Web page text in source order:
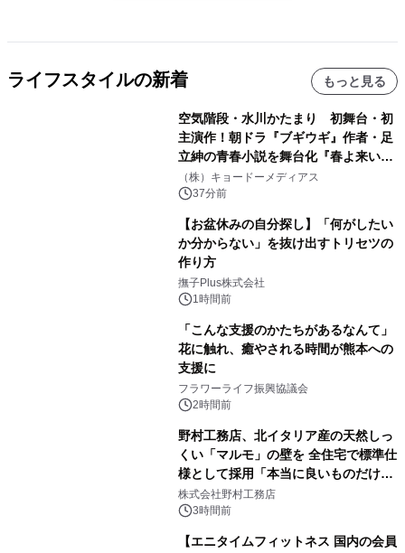
ライフスタイルの新着 もっと見る
空気階段・水川かたまり 初舞台・初
主演作！朝ドラ『ブギウギ』作者・足
立紳の青春小説を舞台化『春よ来い、
マジで来い』キービジュアル解禁！
（株）キョードーメディアス
37分前
【お盆休みの自分探し】「何がしたい
か分からない」を抜け出すトリセツの
作り方
撫子Plus株式会社
1時間前
「こんな支援のかたちがあるなんて」
花に触れ、癒やされる時間が熊本への
支援に
フラワーライフ振興協議会
2時間前
野村工務店、北イタリア産の天然しっ
くい「マルモ」の壁を 全住宅で標準仕
様として採用「本当に良いものだけに
こだわる」
株式会社野村工務店
3時間前
【エニタイムフィットネス 国内の会員